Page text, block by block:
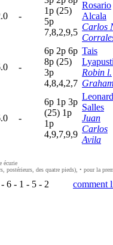
-
1p (25)
5p
7,8,2,9,5
Rosario
Alcala
Carlos
-
6p 2p 6p
8p (25)
3p
4,8,4,2,7
Tais
Robin l.
Graham
-
6p 1p 3p
(25) 1p
1p
4,9,7,9,9
Salles
Juan
Carlos
Avila
écurie
postérieurs, des quatre pieds), • pour la
- 6 - 1 - 5 - 2 comment